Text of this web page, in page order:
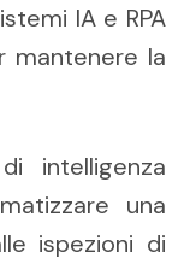
IA e RPA
mantenere la
intelligenza
una
ispezioni di